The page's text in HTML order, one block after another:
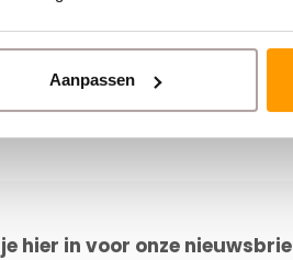
Aanpassen
hier in voor onze